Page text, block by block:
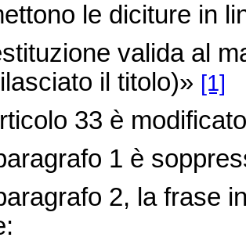
le diciture in
valida al
il titolo)» [1]
33 è
1 è
2, la frase